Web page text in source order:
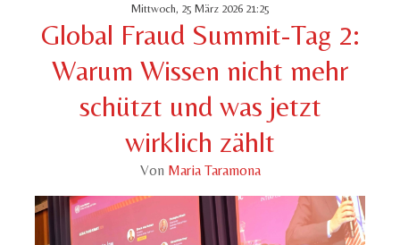
Mittwoch, 25 März 2026 21:25
Global Fraud Summit-Tag 2:
Warum Wissen nicht mehr
schützt und was jetzt
wirklich zählt
Von Maria Taramona